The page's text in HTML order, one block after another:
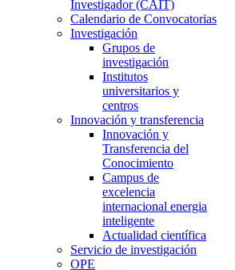
Investigador (CAIT)
Calendario de Convocatorias
Investigación
Grupos de
investigación
Institutos
universitarios y
centros
Innovación y transferencia
Innovación y
Transferencia del
Conocimiento
Campus de
excelencia
internacional energia
inteligente
Actualidad científica
Servicio de investigación
OPE